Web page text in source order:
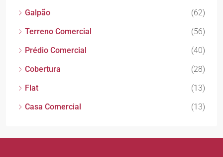
Galpão
(62)
Terreno Comercial
(56)
Prédio Comercial
(40)
Cobertura
(28)
Flat
(13)
Casa Comercial
(13)